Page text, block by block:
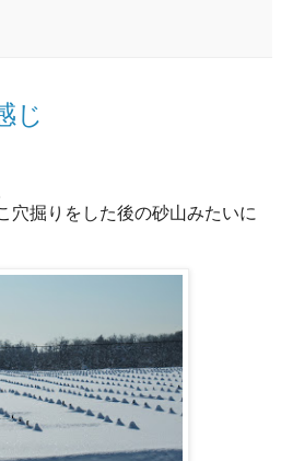
じ
穴掘りをした後の砂山みたいに